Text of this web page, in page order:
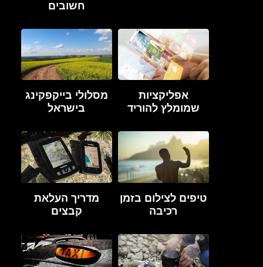
חשובים
מסלולי בייקפקינג
בישראל
אפליקציות
שמומלץ להוריד
מדריך העלאת
קבצים
טיפים לצילום בזמן
רכיבה